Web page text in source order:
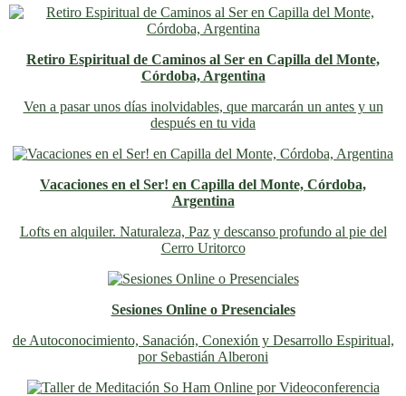
Retiro Espiritual de Caminos al Ser en Capilla del Monte,
Córdoba, Argentina
Ven a pasar unos días inolvidables, que marcarán un antes y un
después en tu vida
Vacaciones en el Ser! en Capilla del Monte, Córdoba,
Argentina
Lofts en alquiler. Naturaleza, Paz y descanso profundo al pie del
Cerro Uritorco
Sesiones Online o Presenciales
de Autoconocimiento, Sanación, Conexión y Desarrollo Espiritual,
por Sebastián Alberoni